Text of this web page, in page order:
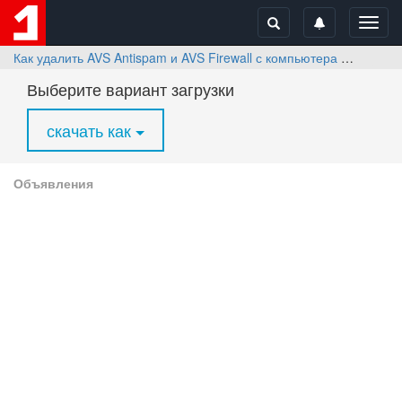
Как удалить AVS Antispam и AVS Firewall с компьютера
Выберите вариант загрузки
скачать как
Объявления